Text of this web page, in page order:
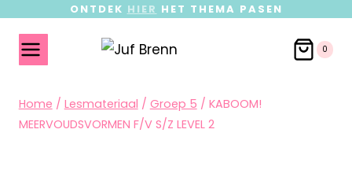
ONTDEK HIER HET THEMA PASEN
0
Home / Lesmateriaal / Groep 5 / KABOOM!
MEERVOUDSVORMEN F/V S/Z LEVEL 2